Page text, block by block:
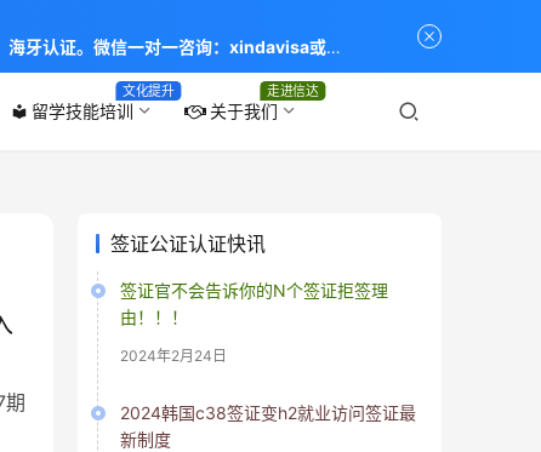
local_library 留学技能培训
文化提升
关于我们
走进信达
签证公证认证快讯
签证官不会告诉你的N个签证拒签理
由！！！
2024年2月24日
2024韩国c38签证变h2就业访问签证最
新制度
海牙认证。微信一对一咨询：xindavisa或
：留学签证 商务签证 探亲签证 旅游签证 涉外公证